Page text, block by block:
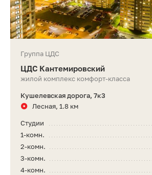
Группа ЦДС
ЦДС Кантемировский
жилой комплекс комфорт-класса
Кушелевская дорога, 7к3
Лесная, 1.8 км
Студии
1-комн.
2-комн.
3-комн.
4-комн.